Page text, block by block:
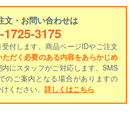
文・お問い合わせは
1725-3175
受付します。商品ページIDやご注文
ただく必要のある内容をあらかじめ
にスタッフがご対応します。SMS
のご案内となる場合がありますの
ください。 詳しくはこちら